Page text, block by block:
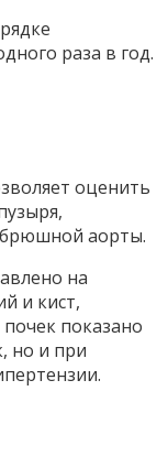
раза в год.
оценить
брюшной аорты.
на
и кист,
показано
но и при